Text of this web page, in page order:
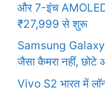
और 7-इंच
₹27,999 से शुरू
Samsung
जैसा कैमरा नहीं, छोटे
Vivo S2 भारत में